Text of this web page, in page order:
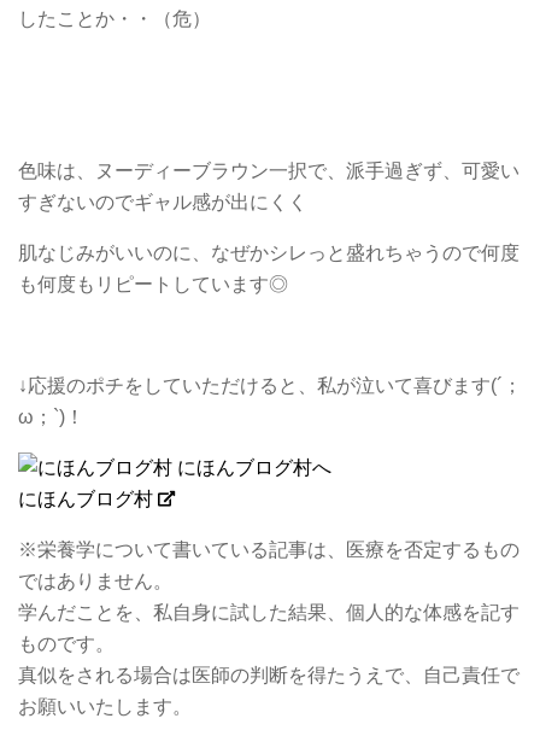
したことか・・（危）
色味は、ヌーディーブラウン一択で、派手過ぎず、可愛い
すぎないのでギャル感が出にくく
肌なじみがいいのに、なぜかシレっと盛れちゃうので何度
も何度もリピートしています◎
↓応援のポチをしていただけると、私が泣いて喜びます(´；
ω；`)！
にほんブログ村
※栄養学について書いている記事は、医療を否定するもの
ではありません。
学んだことを、私自身に試した結果、個人的な体感を記す
ものです。
真似をされる場合は医師の判断を得たうえで、自己責任で
お願いいたします。